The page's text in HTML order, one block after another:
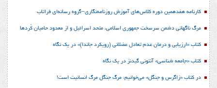
کارنامه هفدهمین دوره کلاس‌های آموزش روزنامه‌نگاری–گروه رسانه‌ای فراتاب
مرگ ناگهانی دشمن سرسخت جمهوری اسلامی، متحد اسرائیل و از معدود حامیان کُردها
کتاب «ارزیابی و درمان عدم تعادل عضلانی (رویکرد جاندا)» در یک نگاه
کتاب «جامعه شناسی» آنتونی گیدنز در یک نگاه
در کتاب «زاگرس و جنگل» می‌خوانیم: مرگ جنگل مرگ انسانیت است!